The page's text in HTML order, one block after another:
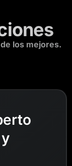
los mejores.